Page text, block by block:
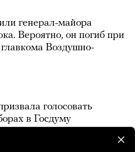
генерал-майора
Вероятно, он погиб при
Воздушно-
голосовать
в Госдуму